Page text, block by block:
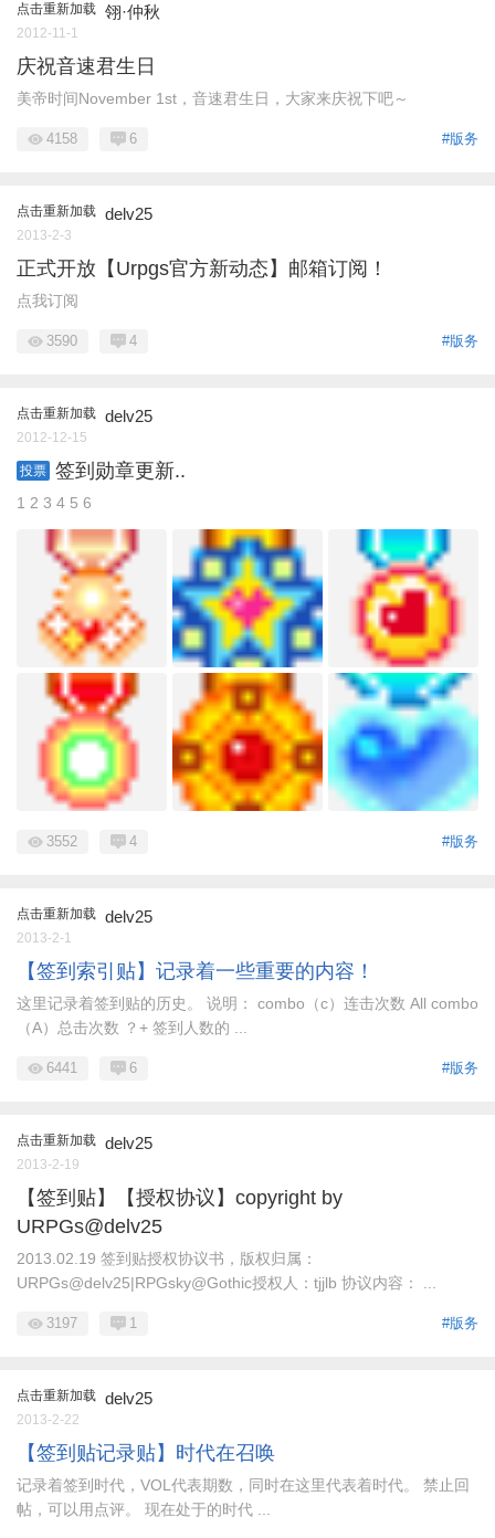
点击重新加载 翎·仲秋
2012-11-1
庆祝音速君生日
美帝时间November 1st，音速君生日，大家来庆祝下吧～
#版务
4158 6
点击重新加载 delv25
2013-2-3
正式开放【Urpgs官方新动态】邮箱订阅！
点我订阅
#版务
3590 4
点击重新加载 delv25
2012-12-15
投票 签到勋章更新..
1 2 3 4 5 6
#版务
3552 4
点击重新加载 delv25
2013-2-1
【签到索引贴】记录着一些重要的内容！
这里记录着签到贴的历史。 说明： combo（c）连击次数 All combo
（A）总击次数 ？+ 签到人数的 ...
#版务
6441 6
点击重新加载 delv25
2013-2-19
【签到贴】【授权协议】copyright by
URPGs@delv25
2013.02.19 签到贴授权协议书，版权归属：
URPGs@delv25|RPGsky@Gothic授权人：tjjlb 协议内容： ...
#版务
3197 1
点击重新加载 delv25
2013-2-22
【签到贴记录贴】时代在召唤
记录着签到时代，VOL代表期数，同时在这里代表着时代。 禁止回
帖，可以用点评。 现在处于的时代 ...